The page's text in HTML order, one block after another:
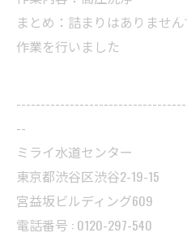
まとめ：詰まりはありませ
作業を行いました
--
ミライ水道センター
東京都渋谷区渋谷2-19-15
宮益坂ビルディング609
電話番号 : 0120-297-540